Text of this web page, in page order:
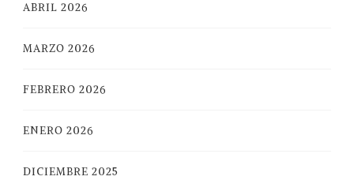
ABRIL 2026
MARZO 2026
FEBRERO 2026
ENERO 2026
DICIEMBRE 2025